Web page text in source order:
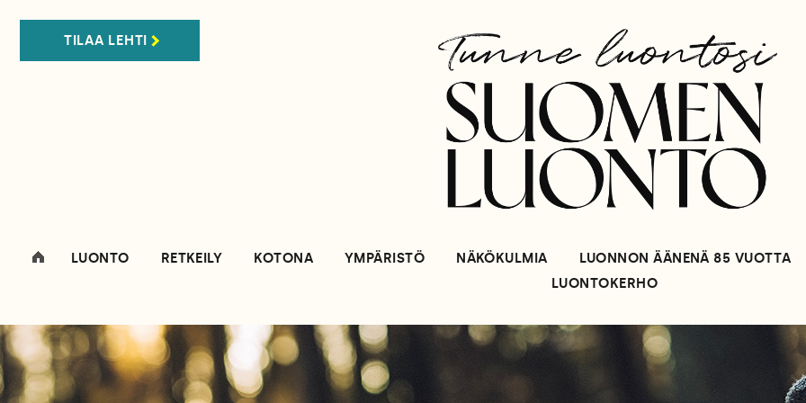
TILAA LEHTI
LUONTO RETKEILY KOTONA YMPÄRISTÖ NÄKÖKULMIA
LUONNON ÄÄNENÄ 85 VUOTTA
LUONTOKERHO